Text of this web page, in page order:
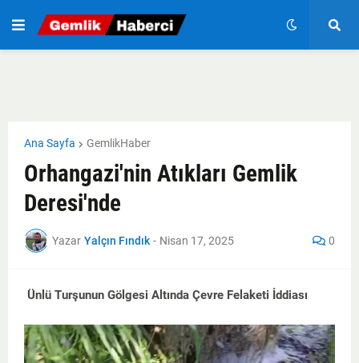
Ana Sayfa GemlikHaber
Orhangazi'nin Atıkları Gemlik
Deresi'nde
Yazar Yalçın Fındık - Nisan 17, 2025 0
Ünlü Turşunun Gölgesi Altında Çevre Felaketi İddiası